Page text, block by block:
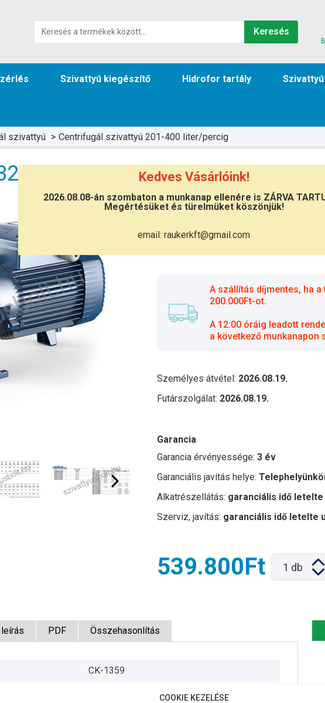
Kedves Vásárlóink!
2026.08.08-án szombaton a munkanap ellenére is ZÁRVA
Megértésüket és türelmüket köszönjük!
email: raukerkft@gmail.com
Keresés
Szivattyú kiegészítő Hidrofor tartály
szivattyú Centrifugál szivattyú 201-400 liter/percig
210B
Átvétel
A szállítás díjmentes, ha
200.000Ft-ot.
A 12:00 óráig leadott
a következő munkanapon
Személyes átvétel: 2026.08.19.
Futárszolgálat: 2026.08.19.
Garancia
Garancia érvényessége: 3 év
Garanciális javítás helye:
Alkatrészellátás: garanciális idő letelte
Szerviz, javítás: garanciális idő letelte
539.800Ft 1 db
PDF Összehasonlítás
CK-1359
COOKIE KEZELÉSE